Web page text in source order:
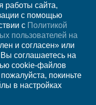
33-63
23.00
на
работы сайта,
с помощью
с Политикой
пользователей на
и согласен» или
соглашаетесь на
cookie-файлов
покиньте
в настройках